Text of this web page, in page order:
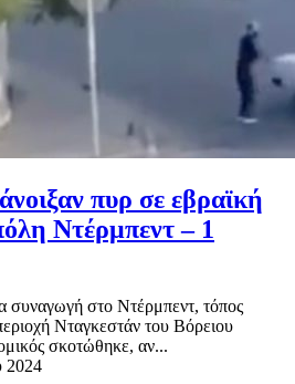
πυρ σε εβραϊκή
Ντέρμπεντ – 1
συναγωγή στο Ντέρμπεντ, τόπος
Νταγκεστάν του Βόρειου
σκοτώθηκε, αν...
2024